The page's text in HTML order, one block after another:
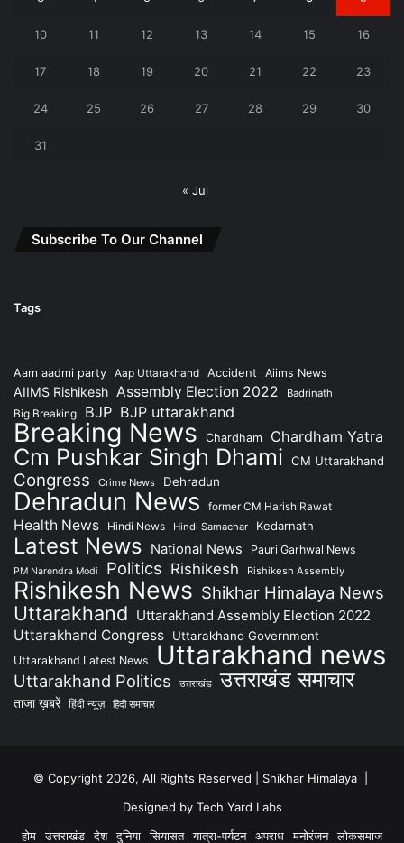
10 11 12 13 14 15 16
17 18 19 20 21 22 23
24 25 26 27 28 29 30
31
« Jul
Subscribe To Our Channel
Tags
Aam aadmi party Aap Uttarakhand Accident Aiims News
AIIMS Rishikesh Assembly Election 2022 Badrinath
Big Breaking BJP BJP uttarakhand
Breaking News Chardham Chardham Yatra
Cm Pushkar Singh Dhami CM Uttarakhand
Congress Crime News Dehradun
Dehradun News former CM Harish Rawat
Health News Hindi News Hindi Samachar Kedarnath
Latest News National News Pauri Garhwal News
PM Narendra Modi Politics Rishikesh Rishikesh Assembly
Rishikesh News Shikhar Himalaya News
Uttarakhand Uttarakhand Assembly Election 2022
Uttarakhand Congress
Uttarakhand Government
Uttarakhand Latest News Uttarakhand news
Uttarakhand Politics उत्तराखंड उत्तराखंड समाचार
ताजा ख़बरें हिंदी न्यूज़ हिंदी समाचार
© Copyright 2026, All Rights Reserved | Shikhar Himalaya |
Designed by Tech Yard Labs
होम
उत्तराखंड देश दुनिया सियासत यात्रा-पर्यटन अपराध मनोरंजन लोकसमाज